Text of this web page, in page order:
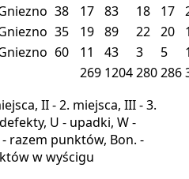
38 17 83 18 17
35 19 89 22 20
60 11 43 3 5
269 1204280286
II - 2. miejsca, III - 3.
U - upadki, W -
razem punktów, Bon. -
w wyścigu